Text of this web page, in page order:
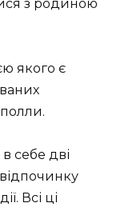
з родиною
якого є
себе дві
відпочинку
Всі ці